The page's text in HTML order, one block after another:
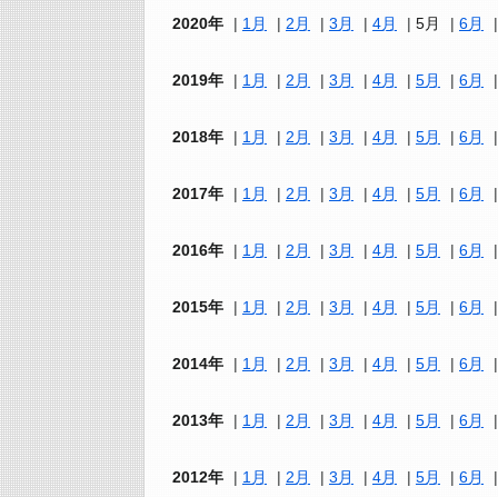
2020年 1月 2月 3月 4月 5月 6月
2019年 1月 2月 3月 4月 5月 6月
2018年 1月 2月 3月 4月 5月 6月
2017年 1月 2月 3月 4月 5月 6月
2016年 1月 2月 3月 4月 5月 6月
2015年 1月 2月 3月 4月 5月 6月
2014年 1月 2月 3月 4月 5月 6月
2013年 1月 2月 3月 4月 5月 6月
2012年 1月 2月 3月 4月 5月 6月